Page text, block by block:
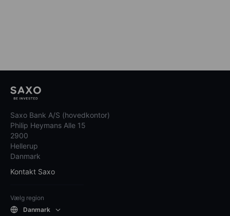
Saxo Bank A/S (hovedkontor)
Philip Heymans Alle 15
2900
Hellerup
Danmark
Kontakt Saxo
Vælg region
Danmark